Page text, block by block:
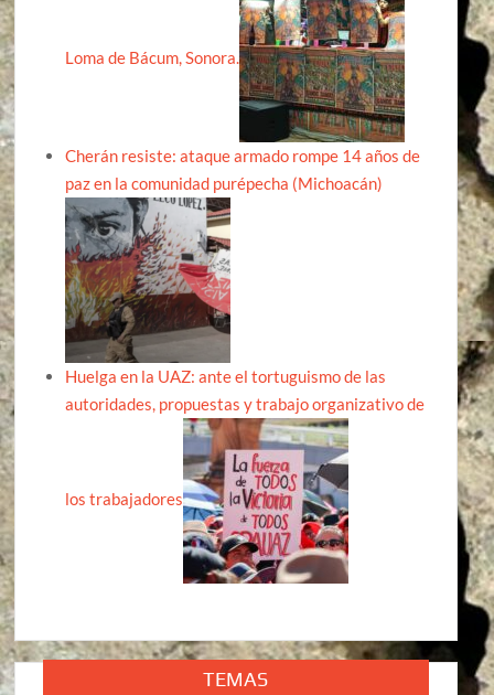
Loma de Bácum, Sonora.
Cherán resiste: ataque armado rompe 14 años de
paz en la comunidad purépecha (Michoacán)
Huelga en la UAZ: ante el tortuguismo de las
autoridades, propuestas y trabajo organizativo de
los trabajadores
TEMAS